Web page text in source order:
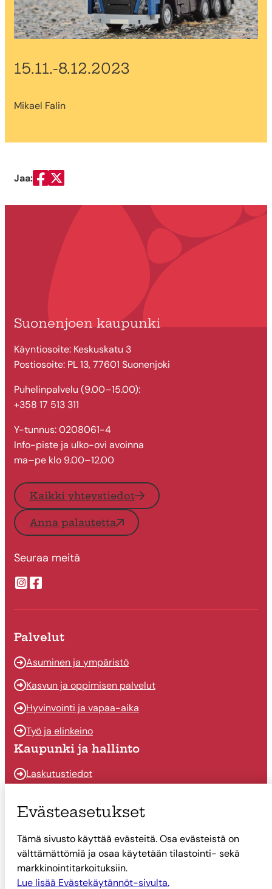
15.11.-8.12.2023
Mikael Falin
Jaa:
Jaa Facebookissa
Jaa Twitterissä
Suonenjoen kaupunki
Käyntiosoite: Keskuskatu 3
Postiosoite: PL 13, 77601 Suonenjoki
Puhelinpalvelu (9.00–15.00):
+358 17 513 311
Y-tunnus: 0208061-4
Info-piste ja ulko-ovi avoinna
ma–pe klo 9.00–12.00
Kaikki yhteystiedot
Anna palautetta
Seuraa meitä
Suonenjoen kaupungin Instragram
Suonenjoen kaupungin Facebook
Palvelut
Asuminen ja ympäristö
Kasvun ja oppimisen palvelut
Hyvinvointi ja vapaa-aika
Työ ja elinkeino
Kaupunki ja hallinto
Laskutustiedot
Päätöksenteko
Talous
Yhteystiedot
Tietoa Suonenjoesta
Evästeasetukset
Tämä sivusto käyttää evästeitä. Osa evästeistä on
välttämättömiä ja osaa käytetään tilastointi- sekä
markkinointitarkoituksiin.
Lue lisää Evästekäytännöt-sivulta.